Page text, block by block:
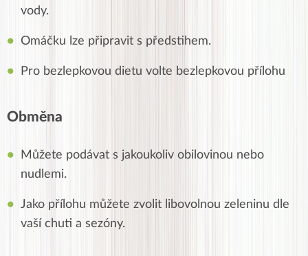
vody.
Omáčku lze připravit s předstihem.
Pro bezlepkovou dietu volte bezlepkovou přílohu
Obměna
Můžete podávat s jakoukoliv obilovinou nebo
nudlemi.
Jako přílohu můžete zvolit libovolnou zeleninu dle
vaší chuti a sezóny.